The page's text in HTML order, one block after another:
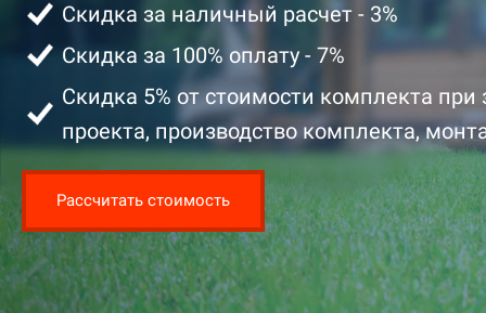
Скидка за наличный расчет - 3%
Скидка за 100% оплату - 7%
Скидка 5% от стоимости комплекта
проекта, производство комплекта,
Рассчитать стоимость
2 401 100 ₽ цена за комплект со
Подробнее Заказать
2 329 100 ₽
Подробнее